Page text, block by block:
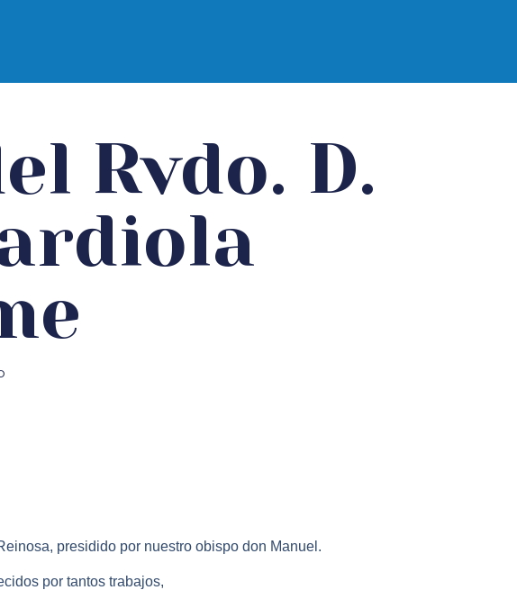
Rvdo. D.
presidido por nuestro obispo don Manuel.
por tantos trabajos,